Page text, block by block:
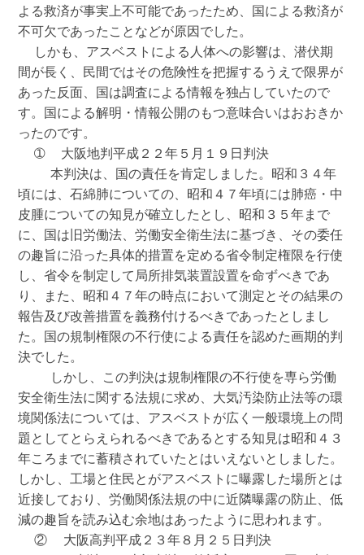
よる救済が事実上不可能であったため、国による救済が
不可欠であったことなどが原因でした。
間が長く、民間ではその危険性を把握するうえで限界が
あった反面、国は調査による情報を独占していたので
す。国による解明・情報公開のもつ意味合いはおおきか
ったのです。
  ➀  大阪地判平成２２年５月１９日判決
    本判決は、国の責任を肯定しました。昭和３４年
頃には、石綿肺についての、昭和４７年頃には肺癌・中
皮腫についての知見が確立したとし、昭和３５年まで
に、国は旧労働法、労働安全衛生法に基づき、その委任
の趣旨に沿った具体的措置を定める省令制定権限を行使
し、省令を制定して局所排気装置設置を命ずべきであ
り、また、昭和４７年の時点において測定とその結果の
報告及び改善措置を義務付けるべきであったとしまし
た。国の規制権限の不行使による責任を認めた画期的判
決でした。
安全衛生法に関する法規に求め、大気汚染防止法等の環
境関係法については、アスベストが広く一般環境上の問
題としてとらえられるべきであるとする知見は昭和４３
年ころまでに蓄積されていたとはいえないとしました。
しかし、工場と住民とがアスベストに曝露した場所とは
近接しており、労働関係法規の中に近隣曝露の防止、低
減の趣旨を読み込む余地はあったように思われます。
  ②  大阪高判平成２３年８月２５日判決